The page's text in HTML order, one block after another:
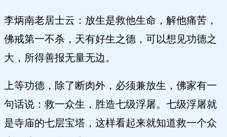
李炳南老居士云：放生是救他生命，解他痛苦，
佛戒第一不杀，天有好生之德，可以想见功德之
大，所得善报无量无边。
上等功德，除了断肉外，必须兼放生，佛家有一
句话说：救一众生，胜造七级浮屠。七级浮屠就
是寺庙的七层宝塔，这样看起来就知道救一个众